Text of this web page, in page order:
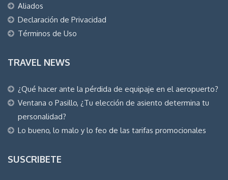
Aliados
Declaración de Privacidad
Términos de Uso
TRAVEL NEWS
¿Qué hacer ante la pérdida de equipaje en el aeropuerto?
Ventana o Pasillo, ¿Tu elección de asiento determina tu
personalidad?
Lo bueno, lo malo y lo feo de las tarifas promocionales
SUSCRIBETE